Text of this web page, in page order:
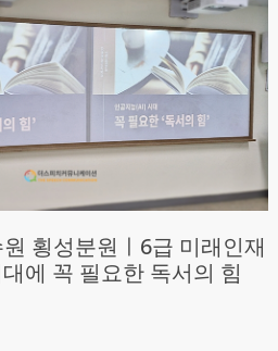
횡성분원ㅣ6급 미래인재
에 꼭 필요한 독서의 힘